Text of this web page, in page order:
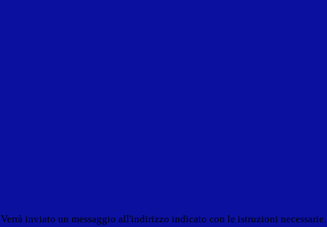
Verrà inviato un messaggio all'indirizzo indicato con le istruzioni necessarie.